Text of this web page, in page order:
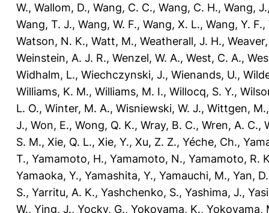
W., Wallom, D., Wang, C. C., Wang, C. H., Wang, J.
Wang, T. J., Wang, W. F., Wang, X. L., Wang, Y. F.,
Watson, N. K., Watt, M., Weatherall, J. H.,
Weinstein, A. J. R., Wenzel, W. A., West, C. A.,
Widhalm, L., Wiechczynski, J., Wienands, U.,
Williams, K. M., Williams, M. I., Willocq, S. Y.,
L. O., Winter, M. A., Wisniewski, W. J., Wittgen, M.
J., Won, E., Wong, Q. K., Wray, B. C., Wren, A. C.,
S. M., Xie, Q. L., Xie, Y., Xu, Z. Z., Yéche, Ch.,
T., Yamamoto, H., Yamamoto, N., Yamamoto, R.
Yamaoka, Y., Yamashita, Y., Yamauchi, M., Yan,
S., Yarritu, A. K., Yashchenko, S., Yashima, J.,
W., Ying, J., Yocky, G., Yokoyama, K., Yokoyama,